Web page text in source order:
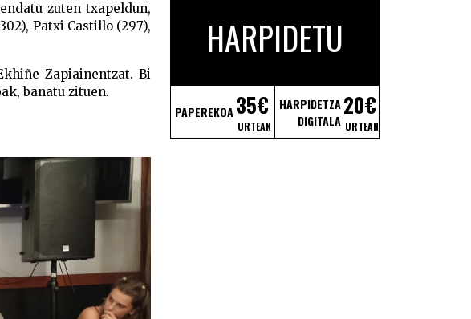
zuten txapeldun,
Patxi Castillo (297),
Zapiainentzat. Bi
banatu zituen.
HARPIDETU
PAPEREKOA35€
URTEAN
HARPIDETZA
DIGITALA
20€
URTEAN